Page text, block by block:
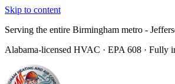
Skip to content
Serving the entire Birmingham metro -
Alabama-licensed HVAC · EPA 608 · Fully